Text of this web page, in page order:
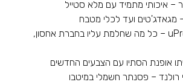
– איכותי מתמיד עם מלא סטייל
מגאדג'טים ועד לכלי מטבח
אחסון של uPress – כל מה שחלמת עליו בחברת אחסון,
אופנת הסתיו עם הצבעים החדשים
– פסנתר חשמלי במיטבו